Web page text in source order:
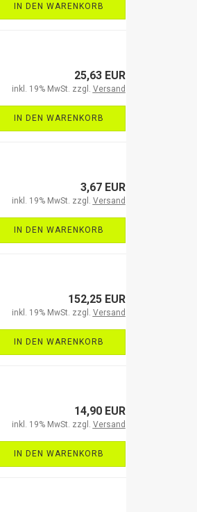
IN DEN WARENKORB
25,63 EUR
inkl. 19% MwSt. zzgl. Versand
IN DEN WARENKORB
3,67 EUR
inkl. 19% MwSt. zzgl. Versand
IN DEN WARENKORB
152,25 EUR
inkl. 19% MwSt. zzgl. Versand
IN DEN WARENKORB
14,90 EUR
inkl. 19% MwSt. zzgl. Versand
IN DEN WARENKORB